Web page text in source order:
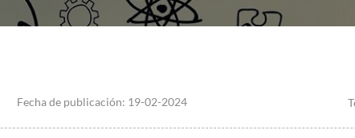
Fecha de publicación: 19-02-2024